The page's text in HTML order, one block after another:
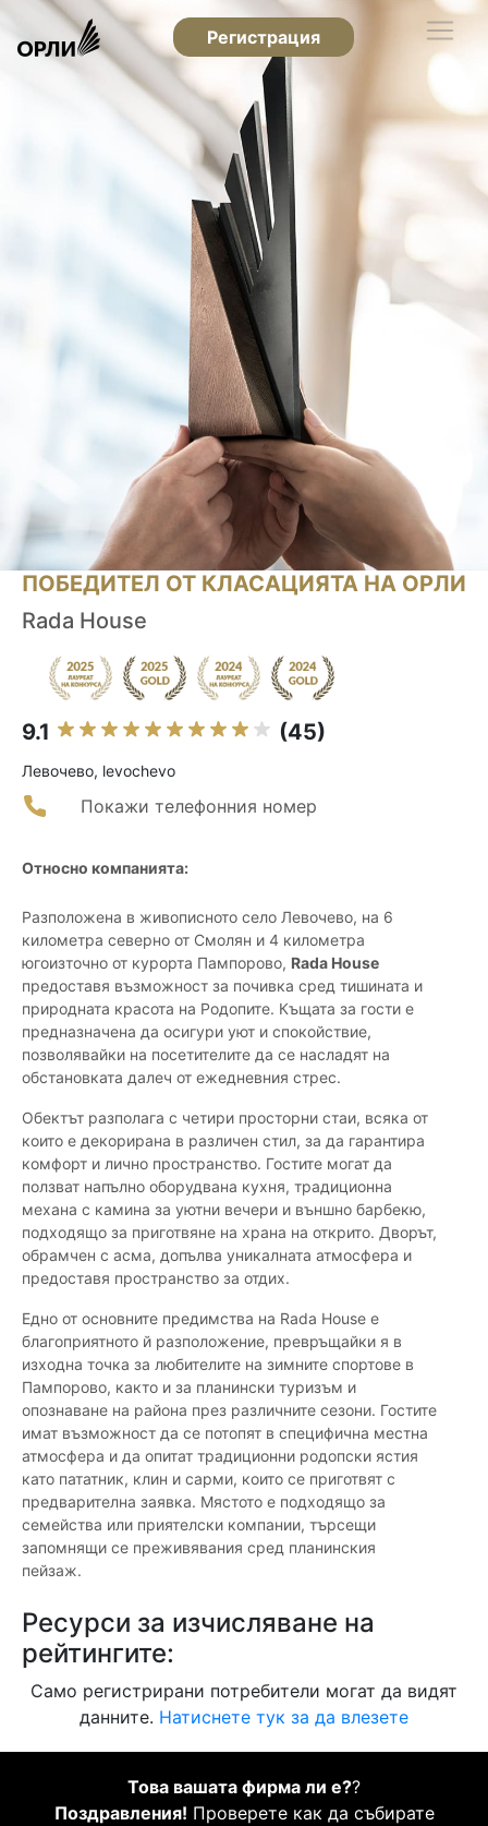
Регистрация
ПОБЕДИТЕЛ ОТ КЛАСАЦИЯТА НА ОРЛИ
Rada House
9.1 (45)
Левочево, levochevo
Покажи телефонния номер
Относно компанията:
Разположена в живописното село Левочево, на 6
километра северно от Смолян и 4 километра
югоизточно от курорта Пампорово, Rada House
предоставя възможност за почивка сред тишината и
природната красота на Родопите. Къщата за гости е
предназначена да осигури уют и спокойствие,
позволявайки на посетителите да се насладят на
обстановката далеч от ежедневния стрес.
Обектът разполага с четири просторни стаи, всяка от
които е декорирана в различен стил, за да гарантира
комфорт и лично пространство. Гостите могат да
ползват напълно оборудвана кухня, традиционна
механа с камина за уютни вечери и външно барбекю,
подходящо за приготвяне на храна на открито. Дворът,
обрамчен с асма, допълва уникалната атмосфера и
предоставя пространство за отдих.
Едно от основните предимства на Rada House е
благоприятното й разположение, превръщайки я в
изходна точка за любителите на зимните спортове в
Пампорово, както и за планински туризъм и
опознаване на района през различните сезони. Гостите
имат възможност да се потопят в специфична местна
атмосфера и да опитат традиционни родопски ястия
като пататник, клин и сарми, които се приготвят с
предварителна заявка. Мястото е подходящо за
семейства или приятелски компании, търсещи
запомнящи се преживявания сред планинския
пейзаж.
Ресурси за изчисляване на
рейтингите:
Само регистрирани потребители могат да видят
данните. Натиснете тук за да влезете
Това вашата фирма ли е??
Поздравления! Проверете как да събирате